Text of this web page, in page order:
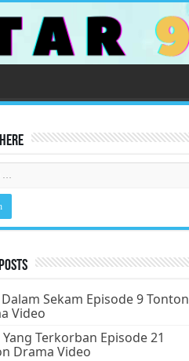
Sekam Episode 9 Tonton
Video
Yang Terkorban Episode 21
Drama Video